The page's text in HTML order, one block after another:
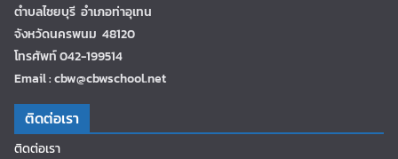
ตำบลไชยบุรี อำเภอท่าอุเทน
จังหวัดนครพนม 48120
โทรศัพท์ 042-199514
Email : cbw@cbwschool.net
ติดต่อเรา
ติดต่อเรา